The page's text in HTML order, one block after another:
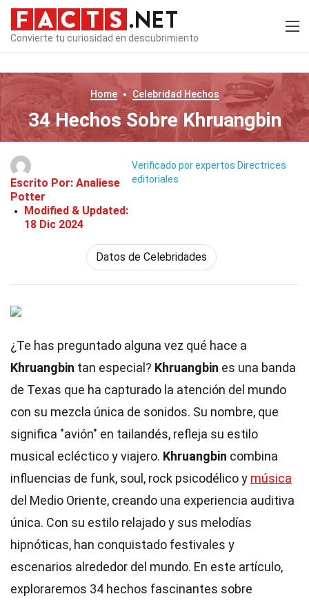
Convierte tu curiosidad en descubrimiento
Home Celebridad Hechos
34 Hechos Sobre Khruangbin
Escrito Por: Analiese
Potter
Modified & Updated:
18 Dic 2024
Verificado por expertos Directrices
editoriales
Datos de Celebridades
¿Te has preguntado alguna vez qué hace a
Khruangbin tan especial? Khruangbin es una banda
de Texas que ha capturado la atención del mundo
con su mezcla única de sonidos. Su nombre, que
significa "avión" en tailandés, refleja su estilo
musical ecléctico y viajero. Khruangbin combina
influencias de funk, soul, rock psicodélico y música
del Medio Oriente, creando una experiencia auditiva
única. Con su estilo relajado y sus melodías
hipnóticas, han conquistado festivales y
escenarios alrededor del mundo. En este artículo,
exploraremos 34 hechos fascinantes sobre